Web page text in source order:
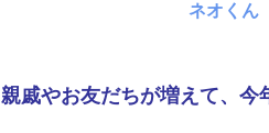
ネオくん
親戚やお友だちが増えて、今